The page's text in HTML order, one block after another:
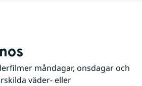
måndagar, onsdagar och
väder- eller